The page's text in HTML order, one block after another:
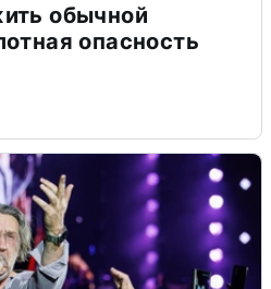
обычной
опасность